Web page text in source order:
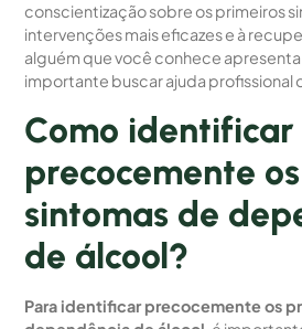
conscientização sobre os primeiros
intervenções mais eficazes e à
alguém que você conhece apresenta
importante buscar ajuda profissional
Como identificar
precocemente
sintomas de
de álcool?
Para identificar precocemente os